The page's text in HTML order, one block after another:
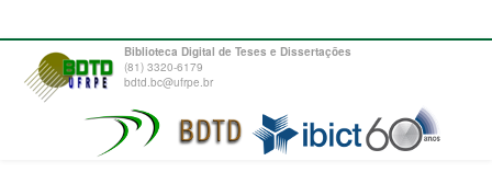
Biblioteca Digital de Teses e Dissertações
(81) 3320-6179
bdtd.bc@ufrpe.br